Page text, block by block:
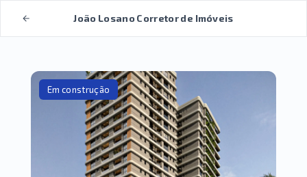
João Losano Corretor de Imóveis
Em construção